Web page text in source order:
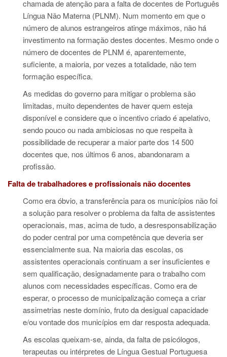
chamada de atenção para a falta de docentes de Português
Língua Não Materna (PLNM). Num momento em que o
número de alunos estrangeiros atinge máximos, não há
investimento na formação destes docentes. Mesmo onde o
número de docentes de PLNM é, aparentemente,
suficiente, a maioria, por vezes a totalidade, não tem
formação específica.
As medidas do governo para mitigar o problema são
limitadas, muito dependentes de haver quem esteja
disponível e considere que o incentivo criado é apelativo,
sendo pouco ou nada ambiciosas no que respeita à
possibilidade de recuperar a maior parte dos 14 500
docentes que, nos últimos 6 anos, abandonaram a
profissão.
Falta de trabalhadores e profissionais não docentes
Como era óbvio, a transferência para os municípios não foi
a solução para resolver o problema da falta de assistentes
operacionais, mas, acima de tudo, a desresponsabilização
do poder central por uma competência que deveria ser
essencialmente sua. Na maioria das escolas, os
assistentes operacionais continuam a ser insuficientes e
sem qualificação, designadamente para o trabalho com
alunos com necessidades específicas. Como era de
esperar, o processo de municipalização começa a criar
assimetrias neste domínio, fruto da desigual capacidade
e/ou vontade dos municípios em dar resposta adequada.
As escolas queixam-se, ainda, da falta de psicólogos,
terapeutas ou intérpretes de Língua Gestual Portuguesa